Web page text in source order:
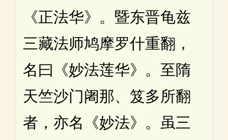
《正法华》。暨东晋龟兹
三藏法师鸠摩罗什重翻，
名曰《妙法莲华》。至隋
天竺沙门阇那、笈多所翻
者，亦名《妙法》。虽三